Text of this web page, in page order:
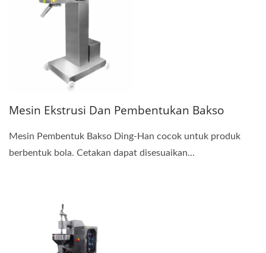
Mesin Ekstrusi Dan Pembentukan Bakso
Mesin Pembentuk Bakso Ding-Han cocok untuk produk
berbentuk bola. Cetakan dapat disesuaikan...